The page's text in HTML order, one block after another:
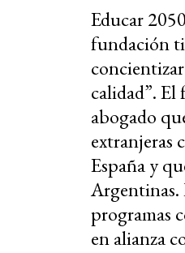
Educar
fundación
calidad”.
abogado
extranjeras
España y
Argentinas.
programas
en alianza